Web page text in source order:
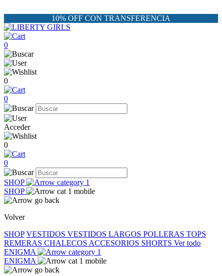
10% OFF CON TRANSFERENCIA
0
0
0
Acceder
0
0
SHOP
SHOP
Volver
SHOP VESTIDOS VESTIDOS LARGOS POLLERAS TOPS
REMERAS CHALECOS ACCESORIOS SHORTS Ver todo
ENIGMA
ENIGMA